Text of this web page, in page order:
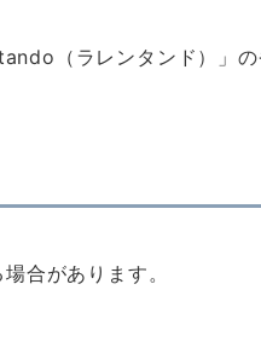
（ラレンタンド）」
合があります。